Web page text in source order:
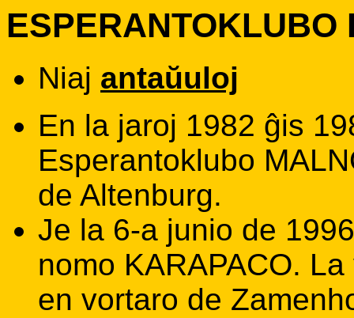
ESPERANTOKLUBO
Niaj antaŭuloj
En la jaroj 1982 ĝis
Esperantoklubo
de Altenburg.
Je la 6-a junio de
nomo KARAPACO.
en vortaro de